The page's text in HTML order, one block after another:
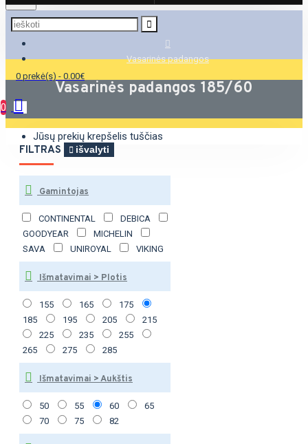
0 prekė(s) - 0.00€
0
Jūsų prekių krepšelis tuščias
Vasarinės padangos
Vasarinės padangos 185/60
FILTRAS išvalyti
Gamintojas
CONTINENTAL
DEBICA
GOODYEAR
MICHELIN
SAVA
UNIROYAL VIKING
Išmatavimai > Plotis
155 165
175
185
195 205
215
225
235
255
265
275 285
Išmatavimai > Aukštis
50 55 60
65
70
75 82